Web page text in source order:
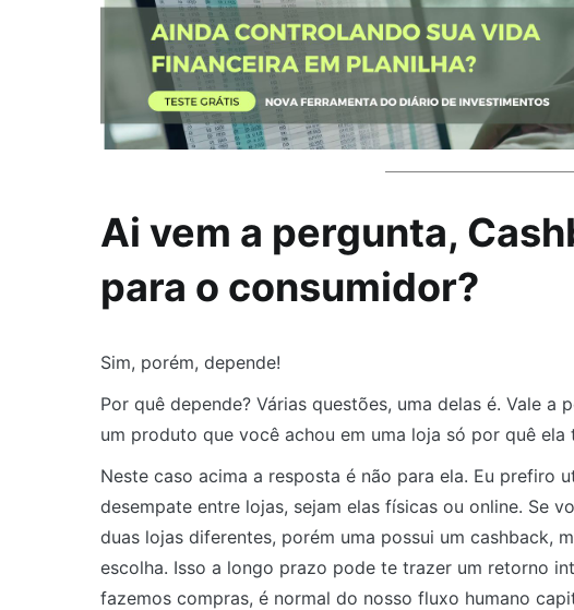
Ai vem a pergunta,
para o consumidor?
Sim, porém, depende!
Por quê depende? Várias questões, uma delas é. Vale a
um produto que você achou em uma loja só por quê ela
Neste caso acima a resposta é não para ela. Eu prefiro
desempate entre lojas, sejam elas físicas ou online. Se
duas lojas diferentes, porém uma possui um cashback,
escolha. Isso a longo prazo pode te trazer um retorno
fazemos compras, é normal do nosso fluxo humano